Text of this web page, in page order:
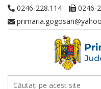
0246-228.114
0246-